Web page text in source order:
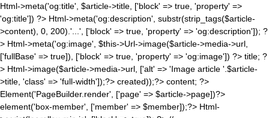
Html->meta('og:title', $article->title, ['block' => true, 'property' =>
'og:title']) ?> Html->meta('og:description', substr(strip_tags($article-
>content), 0, 200).'...', ['block' => true, 'property' => 'og:description']); ?
> Html->meta('og:image', $this->Url->image($article->media->url,
['fullBase' => true]), ['block' => true, 'property' => 'og:image']) ?> title; ?
> Html->image($article->media->url, ['alt' => 'Image article '.$article-
>title, 'class' => 'full-width']);?> created));?> content; ?>
Element('PageBuilder.render', ['page' => $article->page])?>
element('box-member', ['member' => $member]);?> Html-